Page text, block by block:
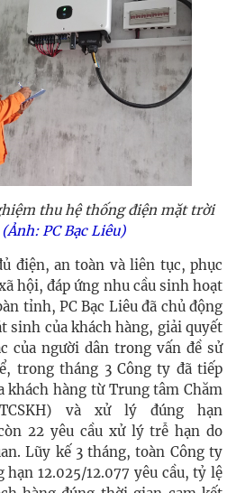
thu hệ thống điện mặt trời
(Ảnh: PC Bạc Liêu)
điện, an toàn và liên tục, phục
hội, đáp ứng nhu cầu sinh hoạt
tỉnh, PC Bạc Liêu đã chủ động
sinh của khách hàng, giải quyết
của người dân trong vấn đề sử
trong tháng 3 Công ty đã tiếp
khách hàng từ Trung tâm Chăm
và xử lý đúng hạn
22 yêu cầu xử lý trễ hạn do
Lũy kế 3 tháng, toàn Công ty
12.025/12.077 yêu cầu, tỷ lệ